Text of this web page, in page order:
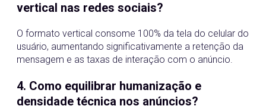
vertical nas redes sociais?
O formato vertical consome 100% da tela do celular do
usuário, aumentando significativamente a retenção da
mensagem e as taxas de interação com o anúncio.
4. Como equilibrar humanização e
densidade técnica nos anúncios?